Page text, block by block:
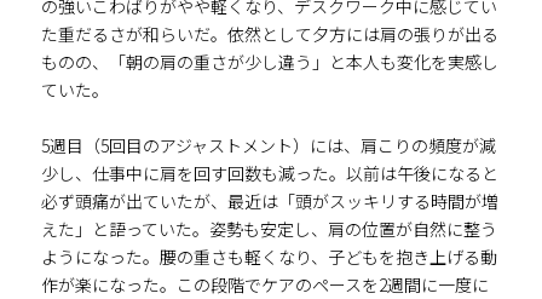
の強いこわばりがやや軽くなり、デスクワーク中に感じてい
た重だるさが和らいだ。依然として夕方には肩の張りが出る
ものの、「朝の肩の重さが少し違う」と本人も変化を実感し
ていた。
5週目（5回目のアジャストメント）には、肩こりの頻度が減
少し、仕事中に肩を回す回数も減った。以前は午後になると
必ず頭痛が出ていたが、最近は「頭がスッキリする時間が増
えた」と語っていた。姿勢も安定し、肩の位置が自然に整う
ようになった。腰の重さも軽くなり、子どもを抱き上げる動
作が楽になった。この段階でケアのペースを2週間に一度に